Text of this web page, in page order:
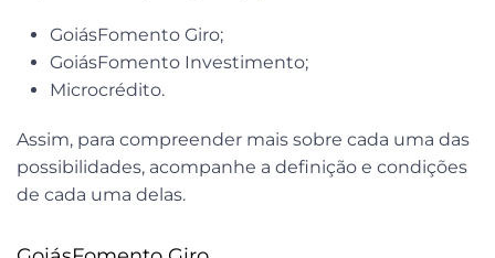
GoiásFomento Giro;
GoiásFomento Investimento;
Microcrédito.
Assim, para compreender mais sobre cada uma das
possibilidades, acompanhe a definição e condições
de cada uma delas.